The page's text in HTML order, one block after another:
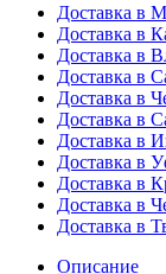
Доставка в
Доставка в
Доставка в
Доставка в
Доставка в
Доставка в
Доставка в
Доставка в
Доставка в
Доставка в
Доставка в
Описание